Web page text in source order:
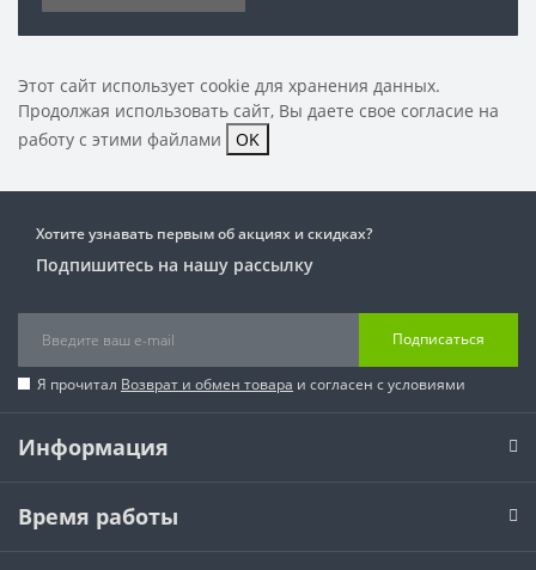
Этот сайт использует cookie для хранения данных.
Продолжая использовать сайт, Вы даете свое согласие на
работу с этими файлами
OK
Хотите узнавать первым об акциях и скидках?
Подпишитесь на нашу рассылку
Подписаться
Я прочитал Возврат и обмен товара и согласен с условиями
Информация
Время работы